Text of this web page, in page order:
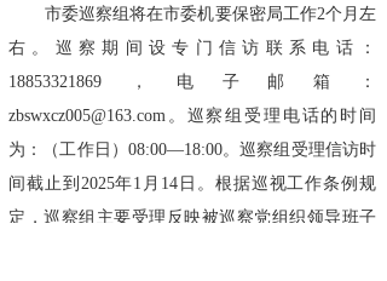
市委巡察组将在市委机要保密局工作2个月左
右。巡察期间设专门信访联系电话：
18853321869，电子邮箱：
zbswxcz005@163.com。巡察组受理电话的时间
为：（工作日）08:00—18:00。巡察组受理信访时
间截止到2025年1月14日。根据巡视工作条例规
定，巡察组主要受理反映被巡察党组织领导班子